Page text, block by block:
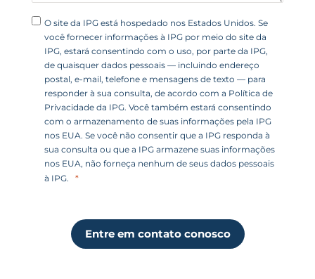
O site da IPG está hospedado nos Estados Unidos. Se
você fornecer informações à IPG por meio do site da
IPG, estará consentindo com o uso, por parte da IPG,
de quaisquer dados pessoais — incluindo endereço
postal, e-mail, telefone e mensagens de texto — para
responder à sua consulta, de acordo com a Política de
Privacidade da IPG. Você também estará consentindo
com o armazenamento de suas informações pela IPG
nos EUA. Se você não consentir que a IPG responda à
sua consulta ou que a IPG armazene suas informações
nos EUA, não forneça nenhum de seus dados pessoais
à IPG.
Entre em contato conosco